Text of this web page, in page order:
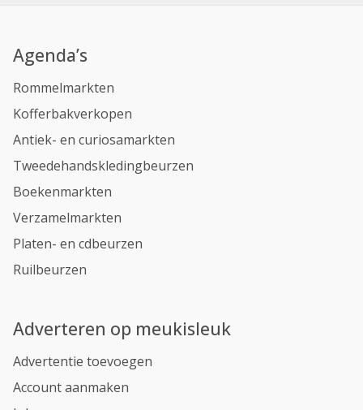
Agenda’s
Rommelmarkten
Kofferbakverkopen
Antiek- en curiosamarkten
Tweedehandskledingbeurzen
Boekenmarkten
Verzamelmarkten
Platen- en cdbeurzen
Ruilbeurzen
Adverteren op meukisleuk
Advertentie toevoegen
Account aanmaken